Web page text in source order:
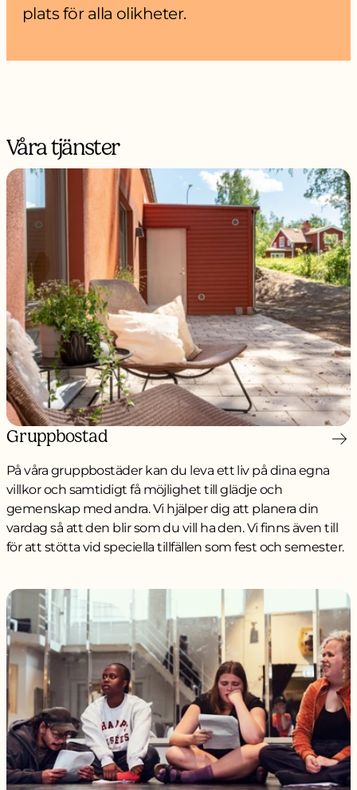
plats för alla olikheter.
Våra tjänster
Gruppbostad
På våra gruppbostäder kan du leva ett liv på dina egna
villkor och samtidigt få möjlighet till glädje och
gemenskap med andra. Vi hjälper dig att planera din
vardag så att den blir som du vill ha den. Vi finns även till
för att stötta vid speciella tillfällen som fest och semester.